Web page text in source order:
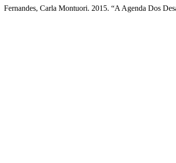
Fernandes, Carla Montuori. 2015. “A Agenda Dos